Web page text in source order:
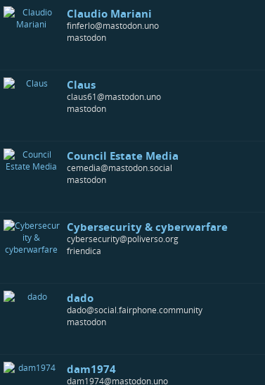
Claudio Mariani
finferlo@mastodon.uno
mastodon
Claus
claus61@mastodon.uno
mastodon
Council Estate Media
cemedia@mastodon.social
mastodon
Cybersecurity & cyberwarfare
cybersecurity@poliverso.org
friendica
dado
dado@social.fairphone.community
mastodon
dam1974
dam1974@mastodon.uno